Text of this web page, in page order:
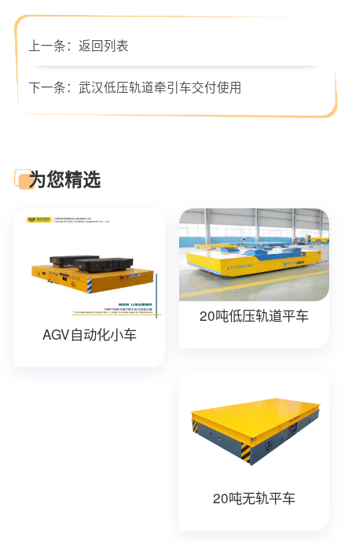
上一条： 返回列表
下一条： 武汉低压轨道牵引车交付使用
为您精选
AGV自动化小车
20吨低压轨道平车
20吨无轨平车